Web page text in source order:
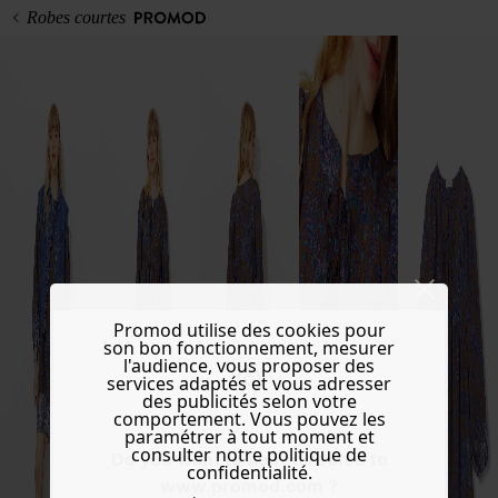
Do you want to be redirected to
www.promod.com ?
Robes courtes
Promod utilise des cookies pour
son bon fonctionnement, mesurer
l'audience, vous proposer des
services adaptés et vous adresser
des publicités selon votre
comportement. Vous pouvez les
paramétrer à tout moment et
consulter notre politique de
confidentialité.